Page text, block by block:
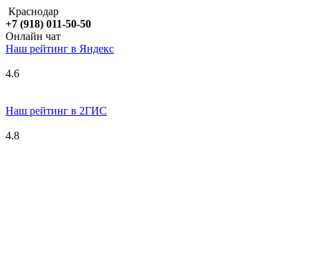
Краснодар
+7 (918) 011-50-50
Онлайн чат
Наш рейтинг в Яндекс
4.6
Наш рейтинг в 2ГИС
4.8